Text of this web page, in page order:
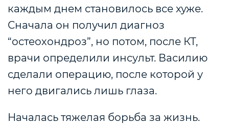
каждым днем становилось все хуже.
Сначала он получил диагноз
“остеохондроз”, но потом, после КТ,
врачи определили инсульт. Василию
сделали операцию, после которой у
него двигались лишь глаза.
Началась тяжелая борьба за жизнь.